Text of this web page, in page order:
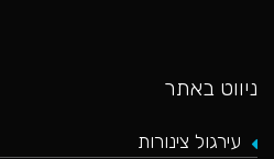
ניווט באתר
עירגול צינורות